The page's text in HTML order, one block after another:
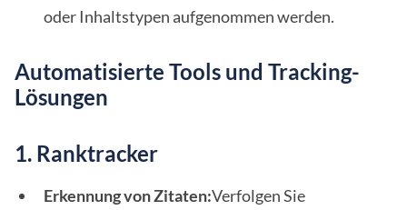
oder Inhaltstypen aufgenommen werden.
Automatisierte Tools und Tracking-
Lösungen
1. Ranktracker
Erkennung von Zitaten:Verfolgen Sie